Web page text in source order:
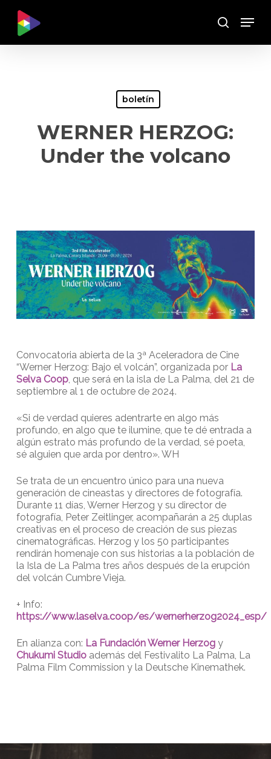
main
Buscar
Menu
boletín
WERNER HERZOG:
Under the volcano
Convocatoria abierta de la 3ª Aceleradora de Cine
“Werner Herzog: Bajo el volcán”, organizada por La
Selva Coop, que será en la isla de La Palma, del 21 de
septiembre al 1 de octubre de 2024.
«Si de verdad quieres adentrarte en algo más
profundo, en algo que te ilumine, que te dé entrada a
algún estrato más profundo de la verdad, sé poeta,
sé alguien que arda por dentro». WH
Se trata de un encuentro único para una nueva
generación de cineastas y directores de fotografía.
Durante 11 días, Werner Herzog y su director de
fotografía, Peter Zeitlinger, acompañarán a 25 duplas
creativas en el proceso de creación de sus piezas
cinematográficas. Herzog y los 50 participantes
rendirán homenaje con sus historias a la población de
la Isla de La Palma tres años después de la erupción
del volcán Cumbre Vieja.
+ Info:
https://www.laselva.coop/es/wernerherzog2024_esp/
En alianza con: La Fundación Werner Herzogy
Chukumi Studioademás del Festivalito La Palma, La
Palma Film Commission y la Deutsche Kinemathek.